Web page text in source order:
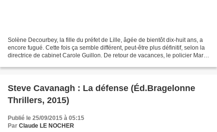
Solène Decourbey, la fille du préfet de Lille, âgée de bientôt dix-huit ans, a
encore fugué. Cette fois ça semble différent, peut-être plus définitif, selon la
directrice de cabinet Carole Guillon. De retour de vacances, le policier Marc
Steve Cavanagh : La défense (Éd.Bragelonne
Thrillers, 2015)
Publié le 25/09/2015 à 05:15
Par Claude LE NOCHER